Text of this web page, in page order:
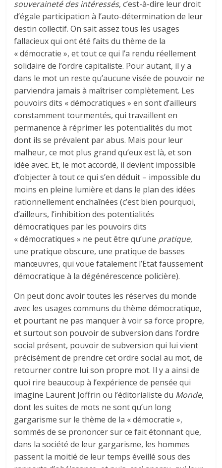
souveraineté des intéressés, c’est-à-dire leur droit
d’égale participation à l’auto-détermination de leur
destin collectif. On sait assez tous les usages
fallacieux qui ont été faits du thème de la
« démocratie », et tout ce qui l’a rendu réellement
solidaire de l’ordre capitaliste. Pour autant, il y a
dans le mot un reste qu’aucune visée de pouvoir ne
parviendra jamais à maîtriser complètement. Les
pouvoirs dits « démocratiques » en sont d’ailleurs
constamment tourmentés, qui travaillent en
permanence à réprimer les potentialités du mot
dont ils se prévalent par abus. Mais pour leur
malheur, ce mot plus grand qu’eux est là, et son
idée avec. Et, le mot accordé, il devient impossible
d’objecter à tout ce qui s’en déduit – impossible du
moins en pleine lumière et dans le plan des idées
rationnellement enchaînées (c’est bien pourquoi,
d’ailleurs, l’inhibition des potentialités
démocratiques par les pouvoirs dits
« démocratiques » ne peut être qu’une pratique,
une pratique obscure, une pratique de basses
manœuvres, qui voue fatalement l’Etat faussement
démocratique à la dégénérescence policière).
On peut donc avoir toutes les réserves du monde
avec les usages communs du thème démocratique,
et pourtant ne pas manquer à voir sa force propre,
et surtout son pouvoir de subversion dans l’ordre
social présent, pouvoir de subversion qui lui vient
précisément de prendre cet ordre social au mot, de
retourner contre lui son propre mot. Il y a ainsi de
quoi rire beaucoup à l’expérience de pensée qui
imagine Laurent Joffrin ou l’éditorialiste du Monde,
dont les suites de mots ne sont qu’un long
gargarisme sur le thème de la « démocratie »,
sommés de se prononcer sur ce fait étonnant que,
dans la société de leur gargarisme, les hommes
passent la moitié de leur temps éveillé sous des